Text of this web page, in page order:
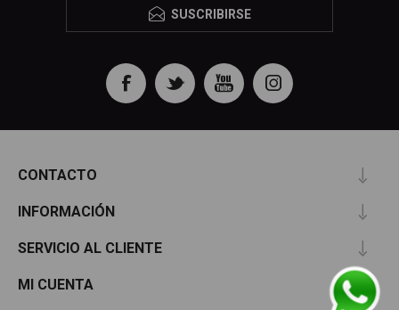
SUSCRIBIRSE
CONTACTO
INFORMACIÓN
SERVICIO AL CLIENTE
MI CUENTA